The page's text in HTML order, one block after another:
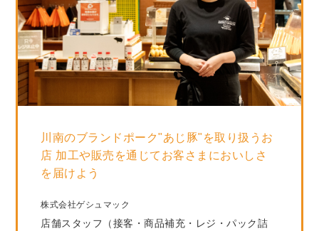
川南のブランドポーク"あじ豚"を取り扱うお
店 加工や販売を通じてお客さまにおいしさ
を届けよう
株式会社ゲシュマック
店舗スタッフ（接客・商品補充・レジ・パック詰